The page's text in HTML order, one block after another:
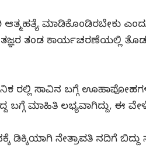
ಮಾಡಿಕೊಂಡಿರಬೇಕು
ತಂಡ ಕಾರ್ಯಚರಣೆಯಲ್ಲಿ
ರಲ್ಲಿ ಸಾವಿನ ಬಗ್ಗೆ
ಬಗ್ಗೆ ಮಾಹಿತಿ ಲಭ್ಯವಾಗಿದ್ದು, ಈ
ಡಿಕ್ಕಿಯಾಗಿ ನೇತ್ರಾವತಿ ನದಿಗೆ